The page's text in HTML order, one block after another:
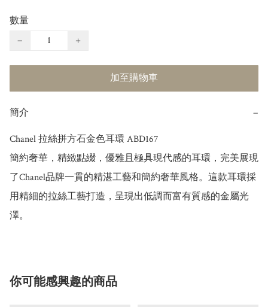
數量
−
+
加至購物車
簡介 −
Chanel 拉絲拼方石金色耳環 ABD167
簡約奢華，精緻點綴，優雅且極具現代感的耳環，完美展現
了Chanel品牌一貫的精湛工藝和簡約奢華風格。這款耳環採
用精細的拉絲工藝打造，呈現出低調而富有質感的金屬光
澤。
你可能感興趣的商品